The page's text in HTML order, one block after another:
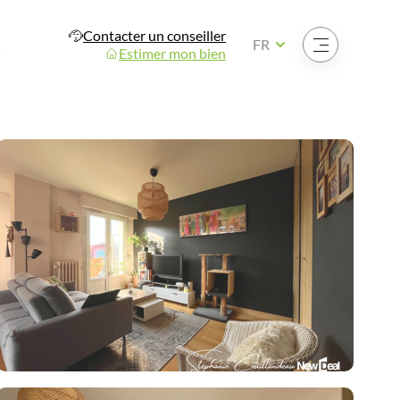
Contacter un conseiller
Estimer mon bien
Ouvrir le menu
FR